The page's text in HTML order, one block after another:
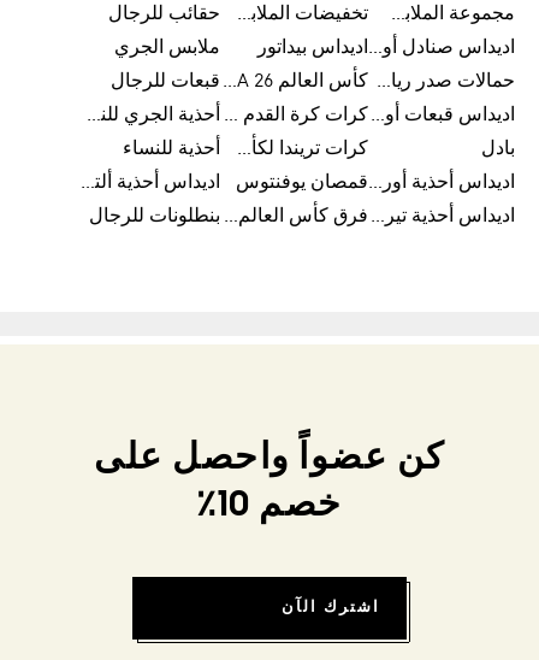
مجموعة الملابس الرياضية
تخفيضات الملابس للرجال
حقائب للرجال
اديداس صنادل أورجينال للنساء اديداس بيداتور
ملابس الجري
حمالات صدر رياضية
كأس العالم FIFA 26™ قبعات للرجال
اديداس قبعات أورجينال للرجال
كرات كرة القدم للرجال
أحذية الجري للنساء
بادل
كرات تريندا لكأس العالم FIFA 26™
أحذية للنساء
اديداس أحذية أورجينال للرجالقمصان يوفنتوس
اديداس أحذية ألترا بوست للرجال
اديداس أحذية تيريكس
فرق كأس العالم FIFA 26™ بنطلونات للرجال
كن عضواً واحصل على
خصم 10٪
اشترك الآن